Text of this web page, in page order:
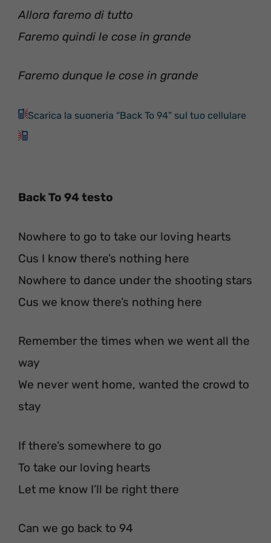
Allora faremo di tutto
Faremo quindi le cose in grande
Faremo dunque le cose in grande
Scarica la suoneria “Back To 94” sul tuo cellulare
Back To 94 testo
Nowhere to go to take our loving hearts
Cus I know there’s nothing here
Nowhere to dance under the shooting stars
Cus we know there’s nothing here
Remember the times when we went all the
way
We never went home, wanted the crowd to
stay
If there’s somewhere to go
To take our loving hearts
Let me know I’ll be right there
Can we go back to 94